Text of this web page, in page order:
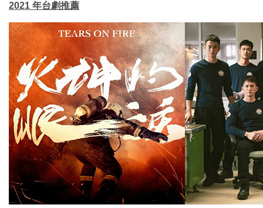
2021 年台劇推薦